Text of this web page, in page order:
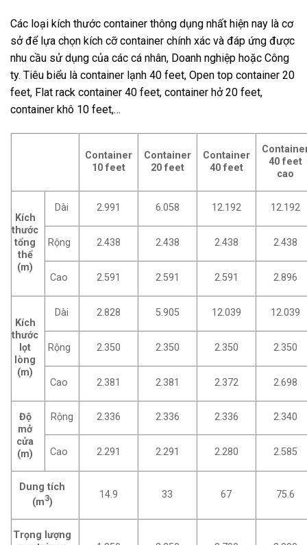
Các loại kích thước container thông dụng nhất hiện nay là cơ
sở để lựa chọn kích cỡ container chính xác và đáp ứng được
nhu cầu sử dụng của các cá nhân, Doanh nghiệp hoặc Công
ty. Tiêu biểu là container lạnh 40 feet, Open top container 20
feet, Flat rack container 40 feet, container hở 20 feet,
container khô 10 feet,…
Container
10 feet
Container
20 feet
Container
40 feet
40 feet
cao
Kích
thước
tổng
thể
(m)
Dài 2.991 6.058 12.192 12.192
Rộng 2.438 2.438 2.438 2.438
Cao 2.591 2.591 2.591 2.896
Kích
thước
lọt
lòng
(m)
Dài 2.828 5.905 12.039 12.039
Rộng 2.350 2.350 2.350 2.350
Cao 2.381 2.381 2.372 2.698
Độ
mở
cửa
(m)
Rộng 2.336 2.336 2.336 2.340
Cao 2.291 2.291 2.280 2.585
Dung tích
(m3)
14.9 33 67 75.6
Trọng lượng